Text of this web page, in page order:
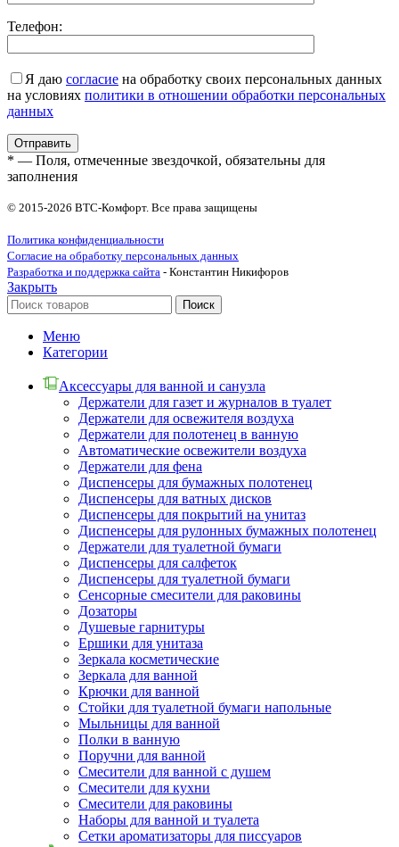
Телефон:
Я даю согласие на обработку своих персональных данных
на условиях политики в отношении обработки персональных
данных
* — Поля, отмеченные звездочкой, обязательны для
заполнения
© 2015-2026 ВТС-Комфорт. Все права защищены
Политика конфиденциальности
Согласие на обработку персональных данных
Разработка и поддержка сайта - Константин Никифоров
Закрыть
Поиск
Меню
Категории
Аксессуары для ванной и санузла
Держатели для газет и журналов в туалет
Держатели для освежителя воздуха
Держатели для полотенец в ванную
Автоматические освежители воздуха
Держатели для фена
Диспенсеры для бумажных полотенец
Диспенсеры для ватных дисков
Диспенсеры для покрытий на унитаз
Диспенсеры для рулонных бумажных полотенец
Держатели для туалетной бумаги
Диспенсеры для салфеток
Диспенсеры для туалетной бумаги
Сенсорные смесители для раковины
Дозаторы
Душевые гарнитуры
Ершики для унитаза
Зеркала косметические
Зеркала для ванной
Крючки для ванной
Стойки для туалетной бумаги напольные
Мыльницы для ванной
Полки в ванную
Поручни для ванной
Смесители для ванной с душем
Смесители для кухни
Смесители для раковины
Наборы для ванной и туалета
Сетки ароматизаторы для писсуаров